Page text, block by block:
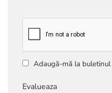
Adaugă-mă la
Evalueaza